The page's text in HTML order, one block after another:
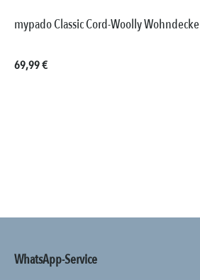
mypado Classic Cord-Woolly Wohndecke
Regulärer Preis:
69,99 €
WhatsApp-Service